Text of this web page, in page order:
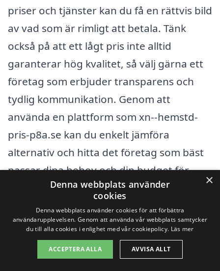
priser och tjänster kan du få en rättvis bild
av vad som är rimligt att betala. Tänk
också på att ett lågt pris inte alltid
garanterar hög kvalitet, så välj gärna ett
företag som erbjuder transparens och
tydlig kommunikation. Genom att
använda en plattform som xn--hemstd-
pris-p8a.se kan du enkelt jämföra
alternativ och hitta det företag som bäst
passar dina behov och din budget för
hemstäd i Roteberg.
Få 3 erbjudanden, gratis och utan
förpliktelser
×
Denna webbplats använder
cookies
Denna webbplats använder cookies för att förbättra
användarupplevelsen. Genom att använda vår webbplats samtycker
du till alla cookies i enlighet med vår cookiepolicy. Läs mer
ACCEPTERA ALLA AVVISA ALLT